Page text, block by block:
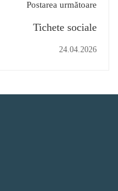
Postarea următoare
Tichete sociale
24.04.2026